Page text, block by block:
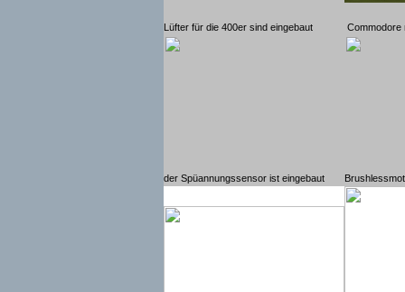
Lüfter für die 400er sind eingebaut Commodore
der Spüannungssensor ist eingebaut